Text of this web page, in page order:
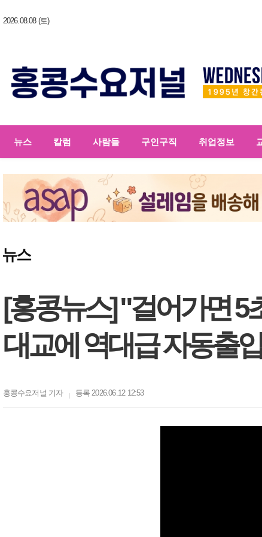
2026.08.08 (토)
뉴스 칼럼 사람들 구인구직 취업정보
뉴스
[홍콩뉴스] "걸어가면
대교에 역대급 자동출
홍콩수요저널 기자 등록 2026.06.12 12:53